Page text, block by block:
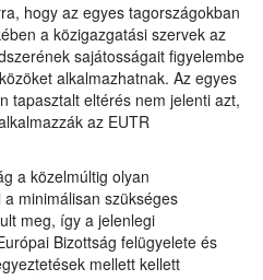
hogy az egyes tagországokban
a közigazgatási szervek az
sajátosságait figyelembe
alkalmazhatnak. Az egyes
tapasztalt eltérés nem jelenti azt,
az EUTR
a közelmúltig olyan
minimálisan szükséges
meg, így a jelenlegi
Bizottság felügyelete és
mellett kellett